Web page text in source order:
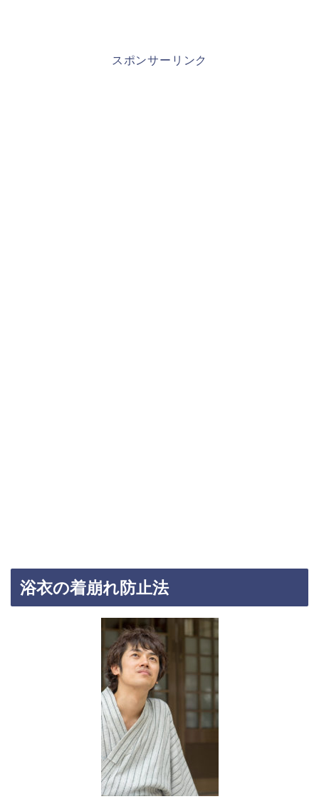
スポンサーリンク
浴衣の着崩れ防止法